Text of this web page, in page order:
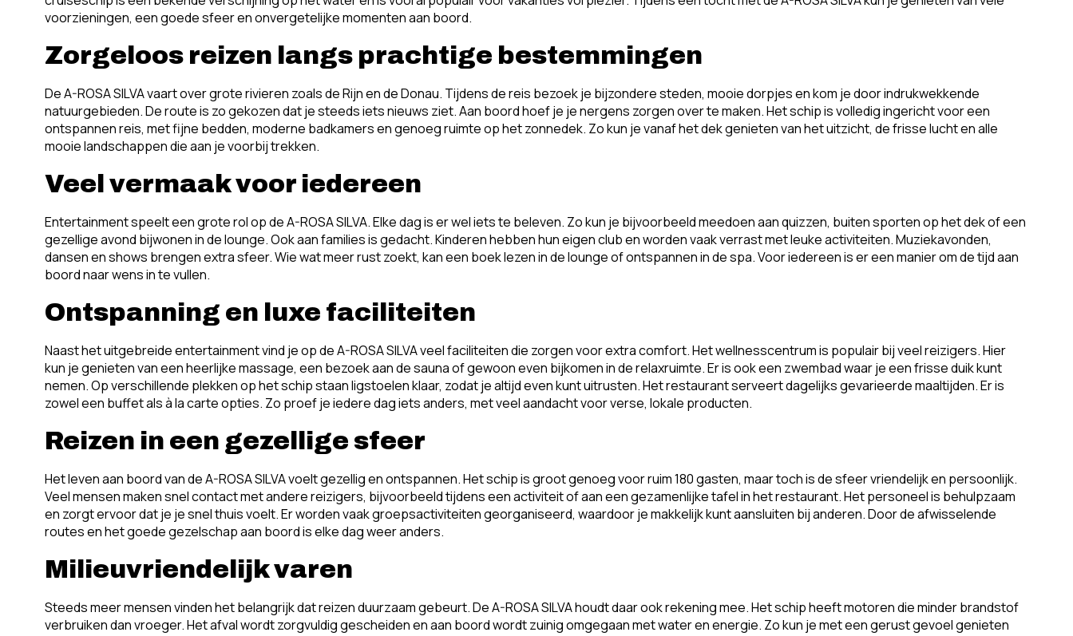
voorzieningen, een goede sfeer en onvergetelijke momenten aan boord.
Zorgeloos reizen langs prachtige bestemmingen
De A-ROSA SILVA vaart over grote rivieren zoals de Rijn en de Donau. Tijdens de reis bezoek je bijzondere steden, mooie dorpjes en kom je door indrukwekkende
natuurgebieden. De route is zo gekozen dat je steeds iets nieuws ziet. Aan boord hoef je je nergens zorgen over te maken. Het schip is volledig ingericht voor een
ontspannen reis, met fijne bedden, moderne badkamers en genoeg ruimte op het zonnedek. Zo kun je vanaf het dek genieten van het uitzicht, de frisse lucht en alle
mooie landschappen die aan je voorbij trekken.
Veel vermaak voor iedereen
Entertainment speelt een grote rol op de A-ROSA SILVA. Elke dag is er wel iets te beleven. Zo kun je bijvoorbeeld meedoen aan quizzen, buiten sporten op het dek of een
gezellige avond bijwonen in de lounge. Ook aan families is gedacht. Kinderen hebben hun eigen club en worden vaak verrast met leuke activiteiten. Muziekavonden,
dansen en shows brengen extra sfeer. Wie wat meer rust zoekt, kan een boek lezen in de lounge of ontspannen in de spa. Voor iedereen is er een manier om de tijd aan
boord naar wens in te vullen.
Ontspanning en luxe faciliteiten
Naast het uitgebreide entertainment vind je op de A-ROSA SILVA veel faciliteiten die zorgen voor extra comfort. Het wellnesscentrum is populair bij veel reizigers. Hier
kun je genieten van een heerlijke massage, een bezoek aan de sauna of gewoon even bijkomen in de relaxruimte. Er is ook een zwembad waar je een frisse duik kunt
nemen. Op verschillende plekken op het schip staan ligstoelen klaar, zodat je altijd even kunt uitrusten. Het restaurant serveert dagelijks gevarieerde maaltijden. Er is
zowel een buffet als à la carte opties. Zo proef je iedere dag iets anders, met veel aandacht voor verse, lokale producten.
Reizen in een gezellige sfeer
Het leven aan boord van de A-ROSA SILVA voelt gezellig en ontspannen. Het schip is groot genoeg voor ruim 180 gasten, maar toch is de sfeer vriendelijk en persoonlijk.
Veel mensen maken snel contact met andere reizigers, bijvoorbeeld tijdens een activiteit of aan een gezamenlijke tafel in het restaurant. Het personeel is behulpzaam
en zorgt ervoor dat je je snel thuis voelt. Er worden vaak groepsactiviteiten georganiseerd, waardoor je makkelijk kunt aansluiten bij anderen. Door de afwisselende
routes en het goede gezelschap aan boord is elke dag weer anders.
Milieuvriendelijk varen
Steeds meer mensen vinden het belangrijk dat reizen duurzaam gebeurt. De A-ROSA SILVA houdt daar ook rekening mee. Het schip heeft motoren die minder brandstof
verbruiken dan vroeger. Het afval wordt zorgvuldig gescheiden en aan boord wordt zuinig omgegaan met water en energie. Zo kun je met een gerust gevoel genieten